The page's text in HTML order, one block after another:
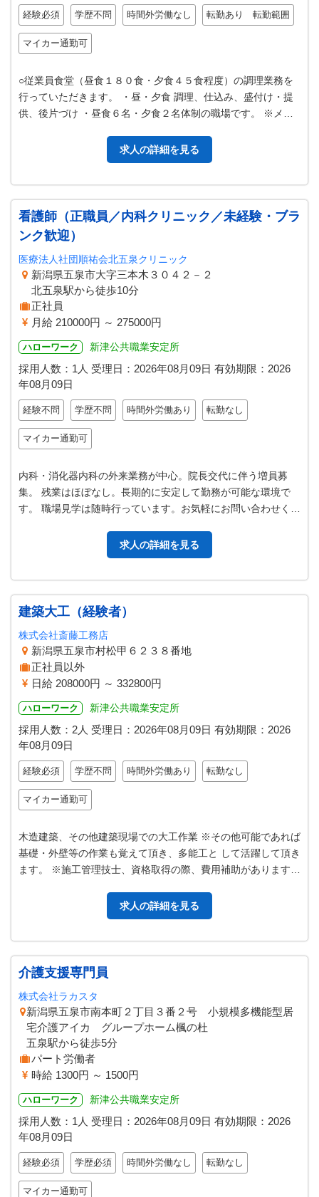
経験必須 学歴不問 時間外労働なし 転勤あり 転勤範囲
マイカー通勤可
○従業員食堂（昼食１８０食・夕食４５食程度）の調理業務を
行っていただきます。 ・昼・夕食 調理、仕込み、盛付け・提
供、後片づけ ・昼食６名・夕食２名体制の職場です。 ※メニ
求人の詳細を見る
看護師（正職員／内科クリニック／未経験・ブラ
ンク歓迎）
医療法人社団順祐会北五泉クリニック
新潟県五泉市大字三本木３０４２－２
北五泉駅から徒歩10分
正社員
月給 210000円 ～ 275000円
ハローワーク 新津公共職業安定所
採用人数：1人 受理日： 2026年08月09日 有効期限： 2026
年08月09日
経験不問 学歴不問 時間外労働あり 転勤なし
マイカー通勤可
内科・消化器内科の外来業務が中心。院長交代に伴う増員募
集。 残業はほぼなし。長期的に安定して勤務が可能な環境で
す。 職場見学は随時行っています。お気軽にお問い合わせくだ
求人の詳細を見る
建築大工（経験者）
株式会社斎藤工務店
新潟県五泉市村松甲６２３８番地
正社員以外
日給 208000円 ～ 332800円
ハローワーク 新津公共職業安定所
採用人数：2人 受理日： 2026年08月09日 有効期限： 2026
年08月09日
経験必須 学歴不問 時間外労働あり 転勤なし
マイカー通勤可
木造建築、その他建築現場での大工作業 ※その他可能であれば
基礎・外壁等の作業も覚えて頂き、多能工と して活躍して頂き
ます。 ※施工管理技士、資格取得の際、費用補助があります。
求人の詳細を見る
介護支援専門員
株式会社ラカスタ
新潟県五泉市南本町２丁目３番２号 小規模多機能型居
宅介護アイカ グループホーム楓の杜
五泉駅から徒歩5分
パート労働者
時給 1300円 ～ 1500円
ハローワーク 新津公共職業安定所
採用人数：1人 受理日： 2026年08月09日 有効期限： 2026
年08月09日
経験必須 学歴必須 時間外労働なし 転勤なし
マイカー通勤可